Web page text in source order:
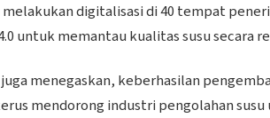
digitalisasi di 40 tempat
untuk memantau kualitas susu secara
menegaskan, keberhasilan
mendorong industri pengolahan